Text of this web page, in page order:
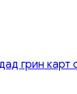
грин карт